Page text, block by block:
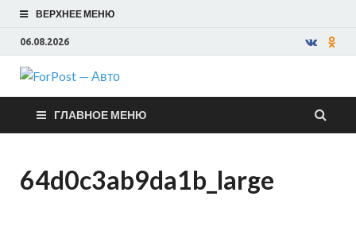
ВЕРХНЕЕ МЕНЮ
06.08.2026
ForPost —
Авто
ГЛАВНОЕ МЕНЮ
64d0c3ab9da1b_large